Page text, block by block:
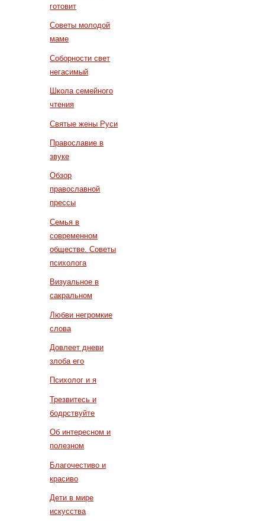
готовит
Советы молодой
маме
Соборности свет
негасимый
Школа семейного
чтения
Святые жены Руси
Православие в
звуке
Обзор
православной
прессы
Семья в
современном
обществе. Советы
психолога
Визуальное в
сакральном
Любви негромкие
слова
Довлеет дневи
злоба его
Психолог и я
Трезвитесь и
бодрствуйте
Об интересном и
полезном
Благочестиво и
красиво
Дети в мире
искусства